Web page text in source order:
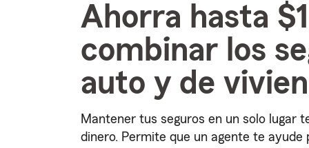
Ahorra hasta
combinar los
auto y de
Mantener tus seguros en un solo lugar
dinero. Permite que un agente te ayude